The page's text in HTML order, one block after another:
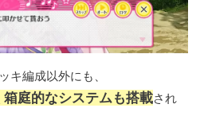
キ編成以外にも、
庭的なシステムも搭載され